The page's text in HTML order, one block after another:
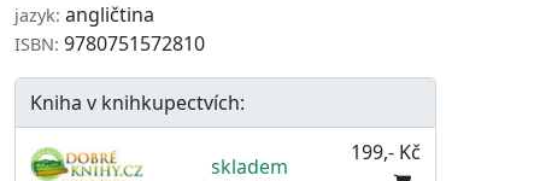
jazyk: angličtina
ISBN: 9780751572810
Kniha v knihkupectvích:
skladem
199,- Kč